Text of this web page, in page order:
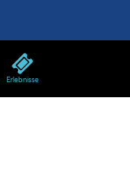
Erlebnisse